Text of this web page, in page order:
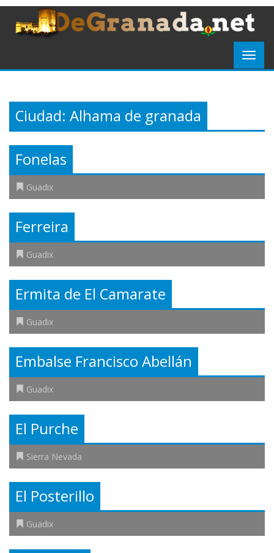
Ciudad: Alhama de granada
Fonelas
Guadix
Ferreira
Guadix
Ermita de El Camarate
Guadix
Embalse Francisco Abellán
Guadix
El Purche
Sierra Nevada
El Posterillo
Guadix